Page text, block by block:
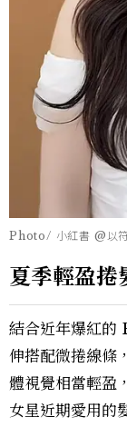
Photo/ 小紅書 @以
夏季輕盈捲
結合近年爆紅
伸搭配微捲線條
體視覺相當輕盈
女星近期愛用的